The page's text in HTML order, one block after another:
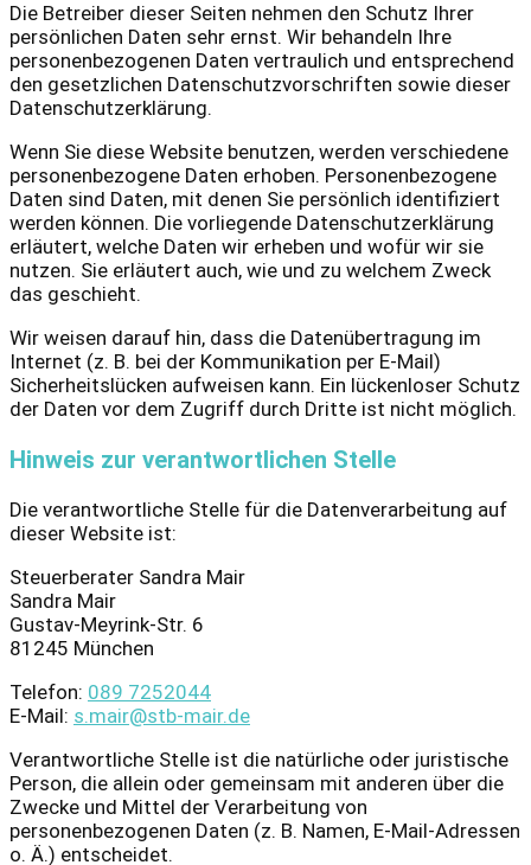
Die Betreiber dieser Seiten nehmen den Schutz Ihrer
persönlichen Daten sehr ernst. Wir behandeln Ihre
personenbezogenen Daten vertraulich und entsprechend
den gesetzlichen Datenschutzvorschriften sowie dieser
Datenschutzerklärung.
Wenn Sie diese Website benutzen, werden verschiedene
personenbezogene Daten erhoben. Personenbezogene
Daten sind Daten, mit denen Sie persönlich identifiziert
werden können. Die vorliegende Datenschutzerklärung
erläutert, welche Daten wir erheben und wofür wir sie
nutzen. Sie erläutert auch, wie und zu welchem Zweck
das geschieht.
Wir weisen darauf hin, dass die Datenübertragung im
Internet (z. B. bei der Kommunikation per E-Mail)
Sicherheitslücken aufweisen kann. Ein lückenloser Schutz
der Daten vor dem Zugriff durch Dritte ist nicht möglich.
Hinweis zur verantwortlichen Stelle
Die verantwortliche Stelle für die Datenverarbeitung auf
dieser Website ist:
Steuerberater Sandra Mair
Sandra Mair
Gustav-Meyrink-Str. 6
81245 München
Telefon: 089 7252044
E-Mail: s.mair@stb-mair.de
Verantwortliche Stelle ist die natürliche oder juristische
Person, die allein oder gemeinsam mit anderen über die
Zwecke und Mittel der Verarbeitung von
personenbezogenen Daten (z. B. Namen, E-Mail-Adressen
o. Ä.) entscheidet.